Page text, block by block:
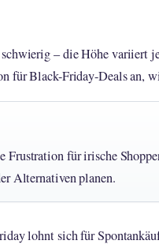
– die Höhe variiert
für Black-Friday-Deals an,
Frustration für irische
Alternativen planen.
lohnt sich für